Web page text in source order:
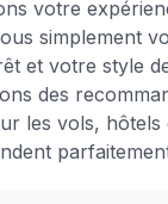
votre
simplement
et votre style
des
les vols, hôtels